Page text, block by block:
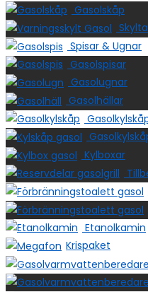
Gasolskåp
Spisar & Ugnar
Gasolspisar
Gasolugnar
Gasolhällar
Kylboxar
Etanolkamin
Krispaket